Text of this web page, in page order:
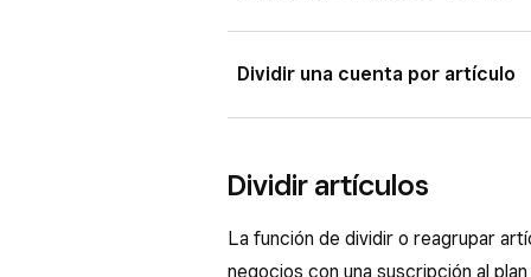
bar habilitado, o bien desde la
Selecciona la cuenta que
Se creará automáticamente
Dividir una cuenta por artículo
Selecciona la cuenta que
Dividir artículos
La función de dividir o reagrupar
negocios con una suscripción al